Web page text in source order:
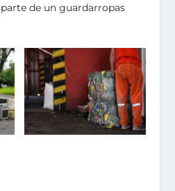
de un guardarropas